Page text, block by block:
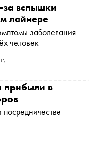
за вспышки
лайнере
заболевания
человек
в
посредничестве